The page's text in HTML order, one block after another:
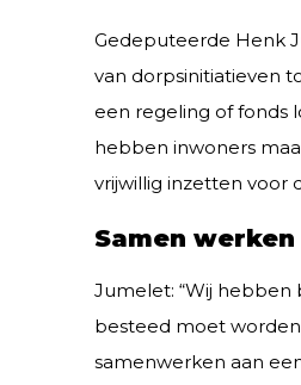
Gedeputeerde Henk
van dorpsinitiatieven
een regeling of fonds
hebben inwoners
vrijwillig inzetten voor
Samen
Jumelet: “Wij
besteed moet
samenwerken aan